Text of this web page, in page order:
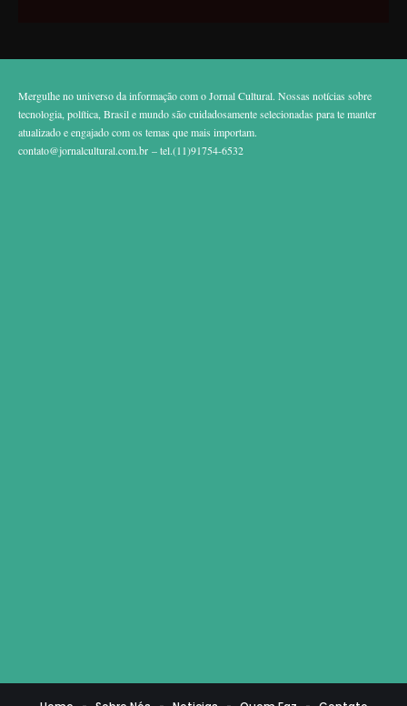
Mergulhe no universo da informação com o Jornal Cultural. Nossas notícias sobre
tecnologia, política, Brasil e mundo são cuidadosamente selecionadas para te manter
atualizado e engajado com os temas que mais importam.
contato@jornalcultural.com.br – tel.(11)91754-6532